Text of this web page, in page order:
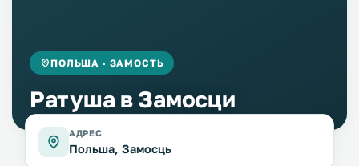
ПОЛЬША · ЗАМОСТЬ
Ратуша в Замосци
АДРЕС
Польша, Замосць